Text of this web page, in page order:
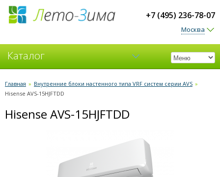
+7 (495) 236-78-07
Москва
Каталог
Кондиционеры
Главная » Внутренние блоки настенного типа VRF систем серии AVS »
Hisense AVS-15HJFTDD
Hisense AVS-15HJFTDD